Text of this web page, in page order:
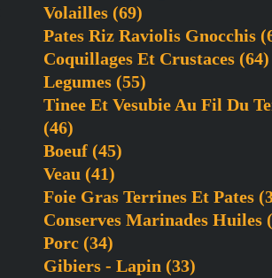
Volailles (69)
Pates Riz Raviolis Gnocchis
Coquillages Et Crustaces (64)
Legumes (55)
Tinee Et Vesubie Au Fil Du
(46)
Boeuf (45)
Veau (41)
Foie Gras Terrines Et Pates
Conserves Marinades Huiles
Porc (34)
Gibiers - Lapin (33)